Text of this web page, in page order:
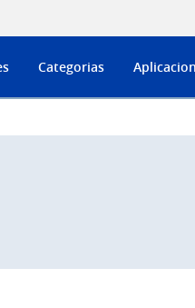
Categorias